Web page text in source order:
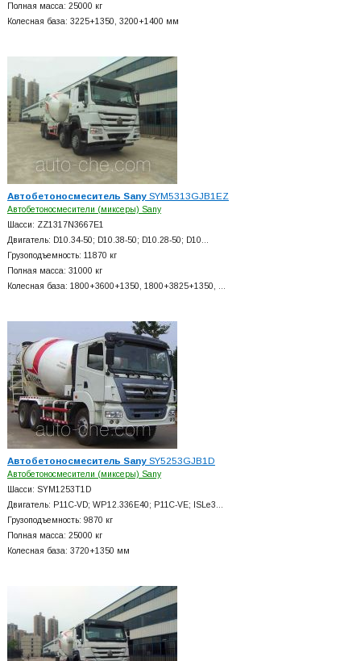
Полная масса: 25000 кг
Колесная база: 3225+1350, 3200+1400 мм
Автобетоносмеситель SanySYM5313GJB1EZ
Автобетоносмесители (миксеры) Sany
Шасси: ZZ1317N3667E1
Двигатель: D10.34-50; D10.38-50; D10.28-50; D10…
Грузоподъемность: 11870 кг
Полная масса: 31000 кг
Колесная база: 1800+3600+1350, 1800+3825+1350, …
Автобетоносмеситель SanySY5253GJB1D
Автобетоносмесители (миксеры) Sany
Шасси: SYM1253T1D
Двигатель: P11C-VD; WP12.336E40; P11C-VE; ISLe3…
Грузоподъемность: 9870 кг
Полная масса: 25000 кг
Колесная база: 3720+1350 мм